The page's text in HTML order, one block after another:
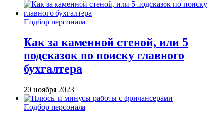
Подбор персонала
Как за каменной стеной, или 5
подсказок по поиску главного
бухгалтера
20 ноября 2023
Подбор персонала